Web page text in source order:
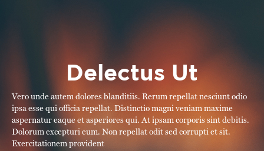
Delectus Ut
Vero unde autem dolores blanditiis. Rerum repellat nesciunt odio
ipsa esse qui officia repellat. Distinctio magni veniam maxime
aspernatur eaque et asperiores qui. At ipsam corporis sint debitis.
Dolorum excepturi eum. Non repellat odit sed corrupti et sit.
Exercitationem provident